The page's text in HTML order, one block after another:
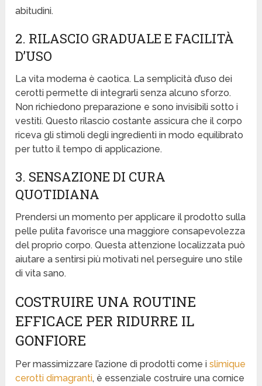
abitudini.
2. RILASCIO GRADUALE E FACILITÀ
D’USO
La vita moderna è caotica. La semplicità d’uso dei
cerotti permette di integrarli senza alcuno sforzo.
Non richiedono preparazione e sono invisibili sotto i
vestiti. Questo rilascio costante assicura che il corpo
riceva gli stimoli degli ingredienti in modo equilibrato
per tutto il tempo di applicazione.
3. SENSAZIONE DI CURA
QUOTIDIANA
Prendersi un momento per applicare il prodotto sulla
pelle pulita favorisce una maggiore consapevolezza
del proprio corpo. Questa attenzione localizzata può
aiutare a sentirsi più motivati nel perseguire uno stile
di vita sano.
COSTRUIRE UNA ROUTINE
EFFICACE PER RIDURRE IL
GONFIORE
Per massimizzare l’azione di prodotti come islimique
cerotti dimagranti, è essenziale costruire una cornice